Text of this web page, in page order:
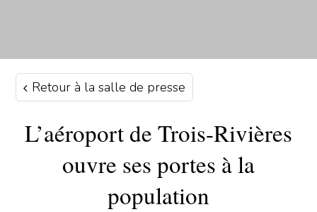
Retour à la salle de presse
L’aéroport de Trois-Rivières
ouvre ses portes à la
population